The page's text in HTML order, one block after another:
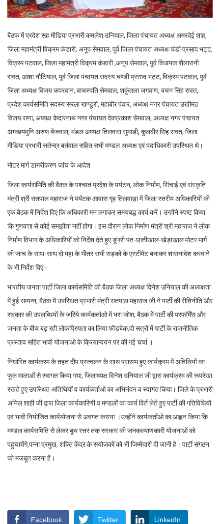
बैठक में प्रदेश सह मीडिया प्रभारी कमलेश उनियाल, जिला पंचायत अध्यक्ष अमरदेई शाह,
जिला महामंत्री विक्रम कंडारी, अनूप सेमवाल, पूर्व जिला पंचायत अध्यक्ष चंडी प्रसाद भट्ट,
विक्रम पटवाल, जिला महामंत्री विक्रम कंडारी ,अनूप सेमवाल, पूर्व विधायक शैलारानी
रावत, आशा नौटियाल, पूर्व जिला पंचायत सदस्य चण्डी प्रसाद भट्ट, विक्रम पटवाल, पूर्व
जिला अध्यक्ष विजय कपरवान, वाचस्पति सेमवाल, शकुंतला जगवाण, वचन सिंह रावत,
प्रदेश कार्यसमिति सदस्य सरला खण्डूरी, महाबीर पंवार, अध्यक्ष नगर पंचायत उखीमठ
विजय राणा, अध्यक्ष केदारनाथ नगर पंचायत देवप्रकाश सेमवाल, अध्यक्ष नगर पंचायत
अगस्त्यमुनि अरुण बेंजवाल, मंडल अध्यक्ष तिलवारा सुमाड़ी, कुलबीर सिंह रावत, जिला
मीडिया प्रभारी सतेन्द्र बर्तवाल सहित सभी मण्डल अध्यक्ष एवं पदाधिकारी उपस्थित थे।
मोटर मार्ग डामरीकरण जांच के आदेश
जिला कार्यसमिति की बैठक के पश्चात प्रदेश के पर्यटन, लोक निर्माण, सिंचाई एवं संस्कृति
मंत्री श्री सतपाल महाराज ने पर्यटक आवास गृह तिलवाड़ा में जिला स्तरीय अधिकारियों की
एक बैठक में निर्देश दिए कि अधिकारी मन लगाकर समयबद्ध कार्य करें। उन्होंने स्पष्ट किया
कि गुणवत्ता से कोई समझौता नहीं होगा। इस दौरान लोक निर्माण मंत्री श्री महाराज ने लोक
निर्माण विभाग के अधिकारियों को निर्देश देते हुए डूंगरी पंत-छातीखाल-खेड़ाखाल मोटर मार्ग
की जांच के साथ-साथ दो महा के भीतर सभी सड़कों के एस्टीमेट बनाकर शासनादेश करवाने
के भी निर्देश दिए।
भारतीय जनता पार्टी जिला कार्यसमिति की बैठक जिला अध्यक्ष दिनेश उनियाल की अध्यक्षता
में हुई सम्पन्न, बैठक में उपस्थित प्रभारी मंत्री सतपाल महाराज जी ने पार्टी की रीतिनीति और
सरकार की उपलब्धियों के जरिये कार्यकर्ताओ में भरा जोश, बैठक में पार्टी की परफॉर्मेंस और
जनता के बीच बढ़ रही लोकप्रियता का लिया फीडबेक,दो सत्रों में पार्टी के राजनीतिक
प्रस्ताव सहित भावी योजनाओ के क्रियान्वयन पर की गई चर्चा ।
निर्धारित कार्यक्रम के तहत दीप प्रज्वलन के साथ प्रारम्भ हुए कार्यक्रम में अतिथियों का
फूल मालाओं से स्वागत किया गया, जिलाध्यक्ष दिनेश उनियाल जी द्वारा कार्यक्रम की रूपरेखा
रखते हुए उपस्थित अतिथियों व कार्यकर्ताओ का अभिनंदन व स्वागत किया। जिले के प्रभारी
अनिल शाही जी द्वारा जिला कार्यकारिणी व मण्डलों का कार्य विर्त लेते हुए पार्टी की गतिविधियों
एवं भावी नियोजित कार्ययोजना से अवगत कराया ।उन्होंने कार्यकर्ताओ का आह्वन किया कि
मण्डल कार्यसमिति से लेकर बूथ स्तर तक सरकार की जनकल्याणकारी योजनाओं को
पहुचायेंगे,पन्ना प्रमुख, शक्ति केंद्र के सयोजकों को भी जिम्मेदारी दी जानी है। पार्टी संगठन
को मजबूत करना है।
Facebook Twitter LinkedIn